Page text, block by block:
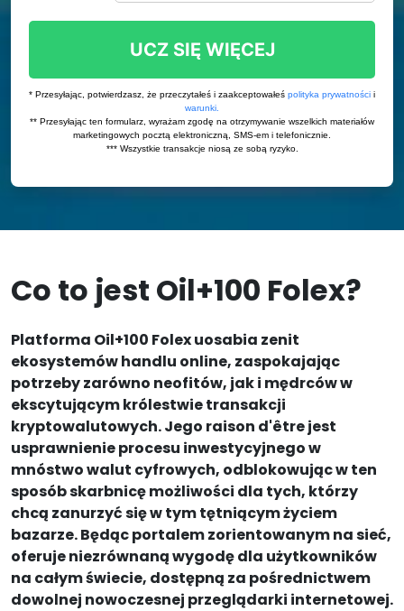
Co to jest Oil+100 Folex?
Platforma Oil+100 Folex uosabia zenit
ekosystemów handlu online, zaspokajając
potrzeby zarówno neofitów, jak i mędrców w
ekscytującym królestwie transakcji
kryptowalutowych. Jego raison d'être jest
usprawnienie procesu inwestycyjnego w
mnóstwo walut cyfrowych, odblokowując w ten
sposób skarbnicę możliwości dla tych, którzy
chcą zanurzyć się w tym tętniącym życiem
bazarze. Będąc portalem zorientowanym na sieć,
oferuje niezrównaną wygodę dla użytkowników
na całym świecie, dostępną za pośrednictwem
dowolnej nowoczesnej przeglądarki internetowej.